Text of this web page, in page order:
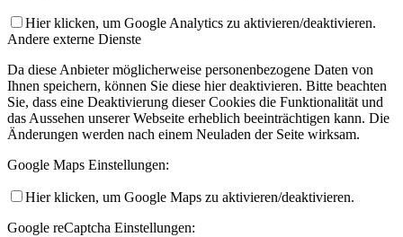
Hier klicken, um Google Analytics zu aktivieren/deaktivieren.
Andere externe Dienste
Da diese Anbieter möglicherweise personenbezogene Daten von
Ihnen speichern, können Sie diese hier deaktivieren. Bitte beachten
Sie, dass eine Deaktivierung dieser Cookies die Funktionalität und
das Aussehen unserer Webseite erheblich beeinträchtigen kann. Die
Änderungen werden nach einem Neuladen der Seite wirksam.
Google Maps Einstellungen:
Hier klicken, um Google Maps zu aktivieren/deaktivieren.
Google reCaptcha Einstellungen: